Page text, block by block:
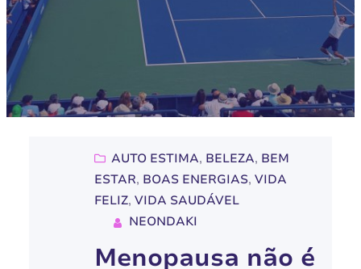
AUTO ESTIMA, BELEZA, BEM
ESTAR, BOAS ENERGIAS, VIDA
FELIZ, VIDA SAUDÁVEL
NEONDAKI
Menopausa não é